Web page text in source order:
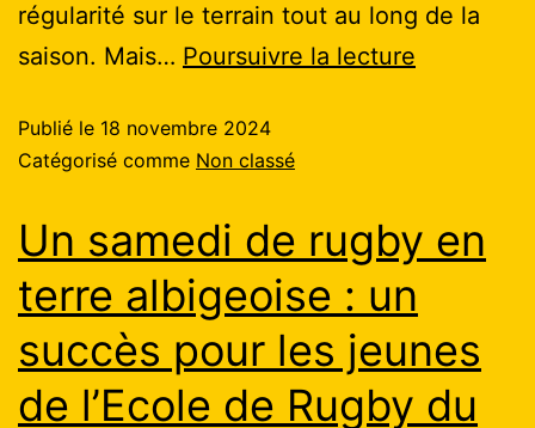
régularité sur le terrain tout au long de la
saison. Mais… Poursuivre la lecture
Publié le 18 novembre 2024
Catégorisé comme Non classé
Un samedi de rugby en
terre albigeoise : un
succès pour les jeunes
de l’Ecole de Rugby du